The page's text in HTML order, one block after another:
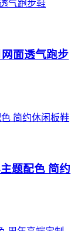
面透气跑步
题配色 简约